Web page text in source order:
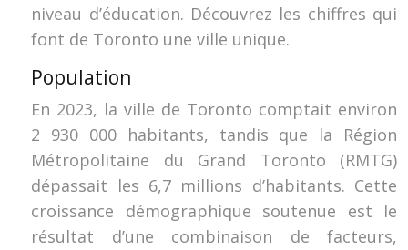
niveau d’éducation. Découvrez les chiffres qui
font de Toronto une ville unique.
Population
En 2023, la ville de Toronto comptait environ
2 930 000 habitants, tandis que la Région
Métropolitaine du Grand Toronto (RMTG)
dépassait les 6,7 millions d’habitants. Cette
croissance démographique soutenue est le
résultat d’une combinaison de facteurs,